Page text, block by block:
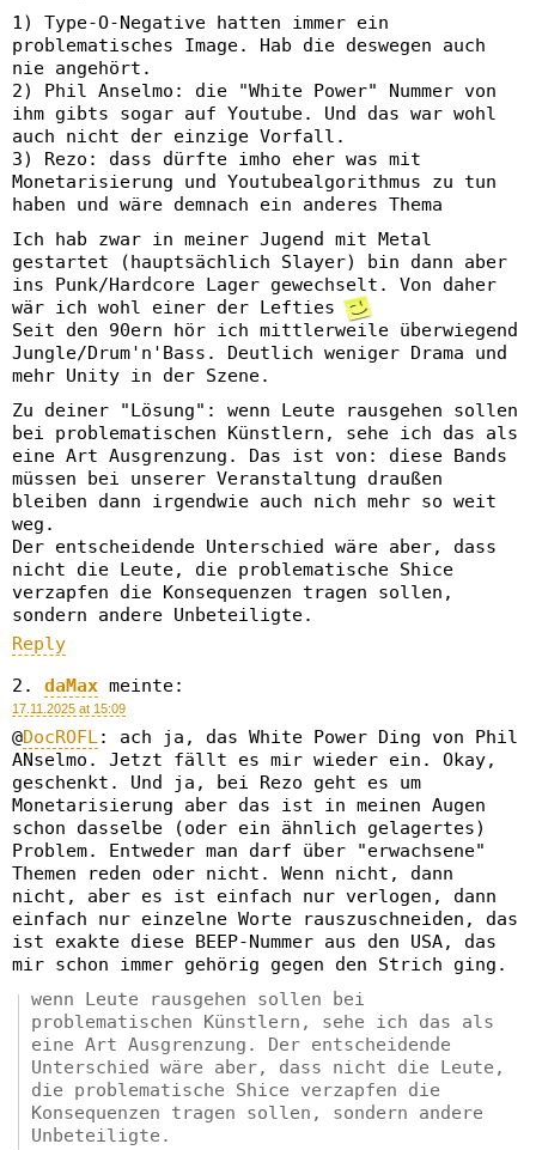
1) Type-O-Negative hatten immer ein
problematisches Image. Hab die deswegen auch
nie angehört.
2) Phil Anselmo: die "White Power" Nummer von
ihm gibts sogar auf Youtube. Und das war wohl
auch nicht der einzige Vorfall.
3) Rezo: dass dürfte imho eher was mit
Monetarisierung und Youtubealgorithmus zu tun
haben und wäre demnach ein anderes Thema
Ich hab zwar in meiner Jugend mit Metal
gestartet (hauptsächlich Slayer) bin dann aber
ins Punk/Hardcore Lager gewechselt. Von daher
wär ich wohl einer der Lefties
Seit den 90ern hör ich mittlerweile überwiegend
Jungle/Drum'n'Bass. Deutlich weniger Drama und
mehr Unity in der Szene.
Zu deiner "Lösung": wenn Leute rausgehen sollen
bei problematischen Künstlern, sehe ich das als
eine Art Ausgrenzung. Das ist von: diese Bands
müssen bei unserer Veranstaltung draußen
bleiben dann irgendwie auch nich mehr so weit
weg.
Der entscheidende Unterschied wäre aber, dass
nicht die Leute, die problematische Shice
verzapfen die Konsequenzen tragen sollen,
sondern andere Unbeteiligte.
Reply
daMax meinte:
17.11.2025 at 15:09
@DocROFL: ach ja, das White Power Ding von Phil
ANselmo. Jetzt fällt es mir wieder ein. Okay,
geschenkt. Und ja, bei Rezo geht es um
Monetarisierung aber das ist in meinen Augen
schon dasselbe (oder ein ähnlich gelagertes)
Problem. Entweder man darf über "erwachsene"
Themen reden oder nicht. Wenn nicht, dann
nicht, aber es ist einfach nur verlogen, dann
einfach nur einzelne Worte rauszuschneiden, das
ist exakte diese BEEP-Nummer aus den USA, das
mir schon immer gehörig gegen den Strich ging.
wenn Leute rausgehen sollen bei
problematischen Künstlern, sehe ich das als
eine Art Ausgrenzung. Der entscheidende
Unterschied wäre aber, dass nicht die Leute,
die problematische Shice verzapfen die
Konsequenzen tragen sollen, sondern andere
Unbeteiligte.